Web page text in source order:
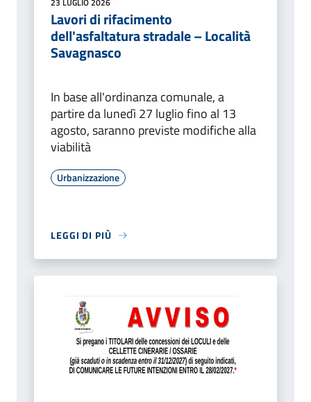
23 LUGLIO 2026
Lavori di rifacimento
dell'asfaltatura stradale – Località
Savagnasco
In base all'ordinanza comunale, a
partire da lunedì 27 luglio fino al 13
agosto, saranno previste modifiche alla
viabilità
Urbanizzazione
LEGGI DI PIÙ